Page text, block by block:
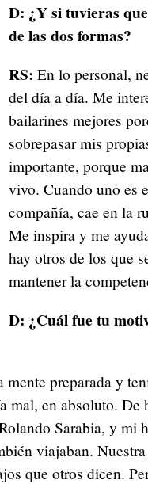
D: ¿Y si tuvieras
de las dos formas?
RS: En lo personal,
del día a día. Me
bailarines mejores
sobrepasar mis
importante, porque
vivo. Cuando uno es
compañía, cae en la
Me inspira y me
hay otros de los que
mantener la
D: ¿Cuál fue tu
preparada y
mal, en absoluto. De
Sarabia, y mi
viajaban.
que otros dicen.